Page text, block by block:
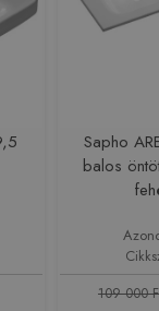
Sapho
balos
109 000